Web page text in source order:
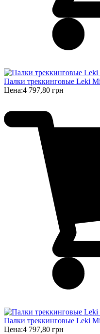
Палки треккинговые Leki
Цена:4 797,80 грн
Палки треккинговые Leki
Цена:4 797,80 грн